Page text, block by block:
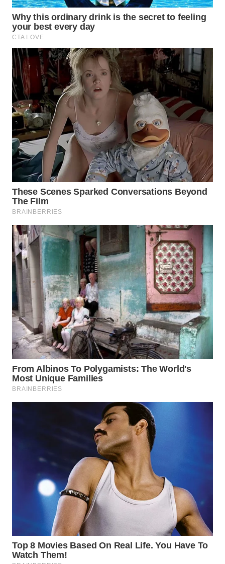
WN
TANGERANG
WN
BINJAI
WN
CIREBON
WN
INDRAMAYU
WN
KUNINGAN
WN
MAJALENGKA
WN
SUBANG
SUKABUMI
WN
PURWAKARTA
WN
PRIANGAN
TIMUR
WN
WN
BOROBUDUR
WN
SURABAYA